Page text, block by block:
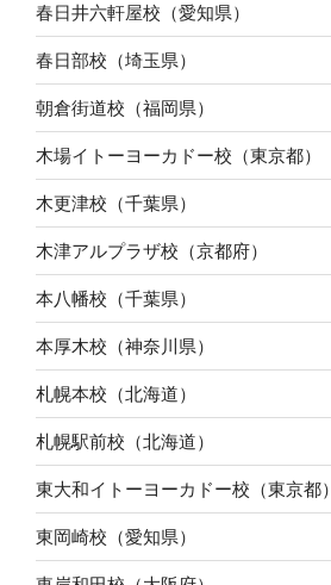
春日井六軒屋校（愛知県）
春日部校（埼玉県）
朝倉街道校（福岡県）
木場イトーヨーカドー校（東京都）
木更津校（千葉県）
木津アルプラザ校（京都府）
本八幡校（千葉県）
本厚木校（神奈川県）
札幌本校（北海道）
札幌駅前校（北海道）
東大和イトーヨーカドー校（東京都）
東岡崎校（愛知県）